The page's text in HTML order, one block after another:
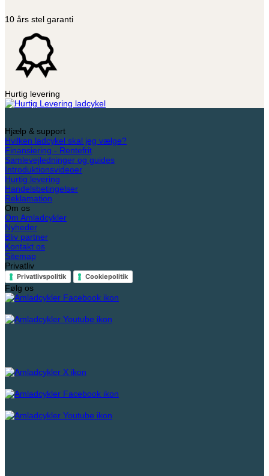
10 års stel garanti
Hurtig levering
Hjælp & support
Hvilken ladcykel skal jeg vælge?
Finansiering - Rentefrit
Samlevejledninger og guides
Introduktionsvideoer
Hurtig levering
Handelsbetingelser
Reklamation
Om os
Om Amladcykler
Nyheder
Bliv partner
Kontakt os
Sitemap
Privatliv
Privatlivspolitik Cookiepolitik
Følg os